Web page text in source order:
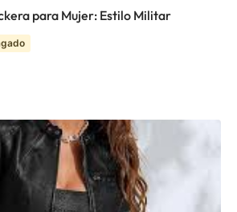
para Mujer: Estilo Militar